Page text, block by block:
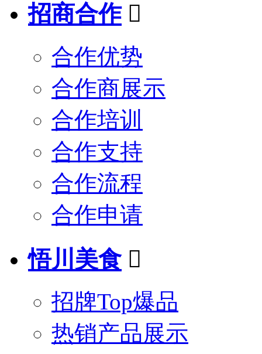
招商合作 
合作优势
合作商展示
合作培训
合作支持
合作流程
合作申请
悟川美食 
招牌Top爆品
热销产品展示